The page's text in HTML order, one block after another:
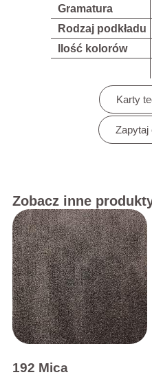
Gramatura
Rodzaj podkładu
Ilość kolorów
Karty
Zapytaj
Zobacz inne
192 Mica